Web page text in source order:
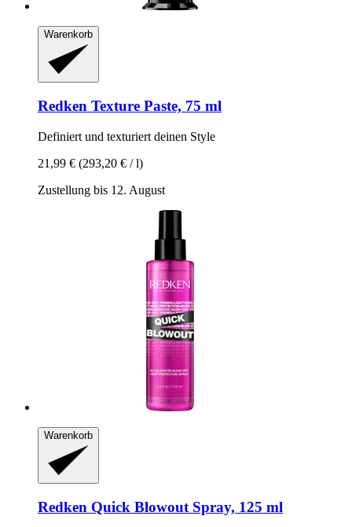
Warenkorb
Redken Texture Paste, 75 ml
Definiert und texturiert deinen Style
21,99 € (293,20 € / l)
Zustellung bis 12. August
Warenkorb
Redken Quick Blowout Spray, 125 ml